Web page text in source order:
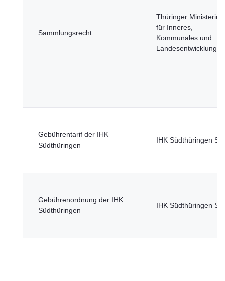
Sammlungsrecht
Thüringer
für Inneres,
Kommunales und
Landesentwicklung
Gebührentarif der IHK
Südthüringen
IHK Südthüringen
Gebührenordnung der IHK
Südthüringen
IHK Südthüringen